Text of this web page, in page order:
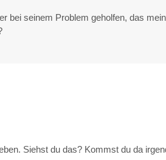
bei seinem Problem geholfen, das
Siehst du das? Kommst du da